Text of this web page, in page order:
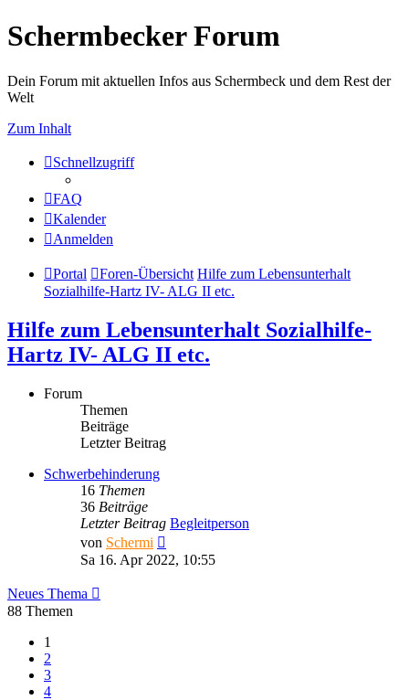
Schermbecker Forum
Dein Forum mit aktuellen Infos aus Schermbeck und dem Rest der
Welt
Zum Inhalt
Schnellzugriff
FAQ
Kalender
Anmelden
Portal Foren-Übersicht Hilfe zum Lebensunterhalt
Sozialhilfe-Hartz IV- ALG II etc.
Hilfe zum Lebensunterhalt Sozialhilfe-
Hartz IV- ALG II etc.
Forum
Themen
Beiträge
Letzter Beitrag
Schwerbehinderung
16 Themen
36 Beiträge
Letzter Beitrag Begleitperson
von Schermi
Beitrag
Sa 16. Apr 2022, 10:55
Neues Thema
88 Themen
1
2
3
4